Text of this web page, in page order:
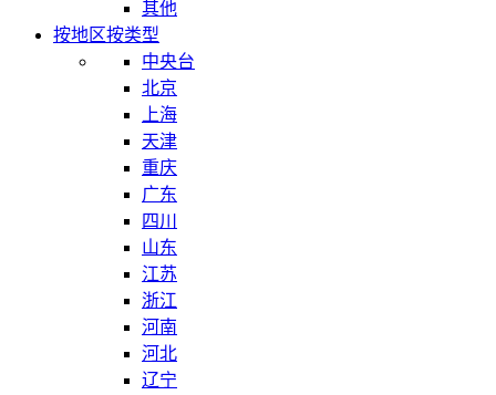
其他
按地区按类型
中央台
北京
上海
天津
重庆
广东
四川
山东
江苏
浙江
河南
河北
辽宁